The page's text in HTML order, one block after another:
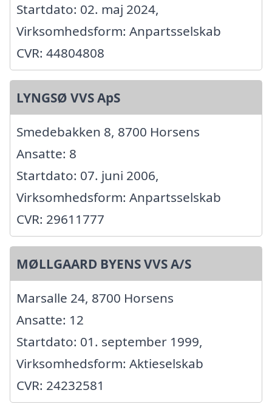
Startdato: 02. maj 2024,
Virksomhedsform: Anpartsselskab
CVR: 44804808
LYNGSØ VVS ApS
Smedebakken 8, 8700 Horsens
Ansatte: 8
Startdato: 07. juni 2006,
Virksomhedsform: Anpartsselskab
CVR: 29611777
MØLLGAARD BYENS VVS A/S
Marsalle 24, 8700 Horsens
Ansatte: 12
Startdato: 01. september 1999,
Virksomhedsform: Aktieselskab
CVR: 24232581